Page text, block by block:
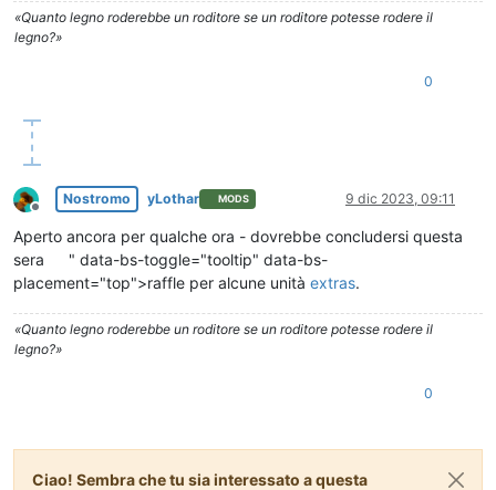
«Quanto legno roderebbe un roditore se un roditore potesse rodere il
legno?»
0
Non in linea
Nostromo yLothar MODS 9 dic 2023, 09:11
Aperto ancora per qualche ora - dovrebbe concludersi questa
sera
" data-bs-toggle="tooltip" data-bs-
placement="top">raffle per alcune unità extras.
«Quanto legno roderebbe un roditore se un roditore potesse rodere il
legno?»
0
Ciao! Sembra che tu sia interessato a questa